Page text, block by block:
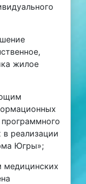
жилое
реализации
Югры»;